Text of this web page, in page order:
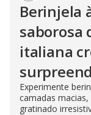
Berinjela
saborosa
italiana
Experimente
camadas
gratinado